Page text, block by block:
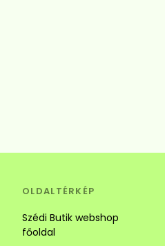
OLDALTÉRKÉP
Szédi Butik webshop
főoldal